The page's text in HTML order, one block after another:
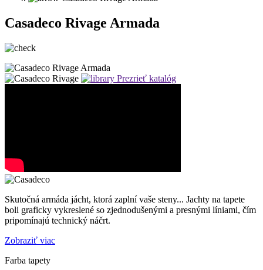
Casadeco Rivage Armada
Prezrieť katalóg
Skutočná armáda jácht, ktorá zaplní vaše steny... Jachty na tapete
boli graficky vykreslené so zjednodušenými a presnými líniami, čím
pripomínajú technický náčrt.
Zobraziť viac
Farba tapety